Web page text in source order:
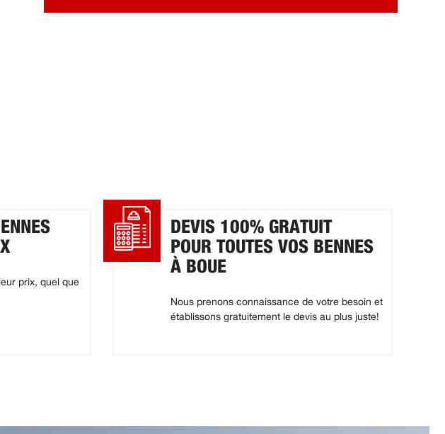
prix, quel que
DEVIS 100% GRATUIT
POUR TOUTES VOS BENNES
À BOUE
Nous prenons connaissance de votre besoin et
établissons gratuitement le devis au plus juste!